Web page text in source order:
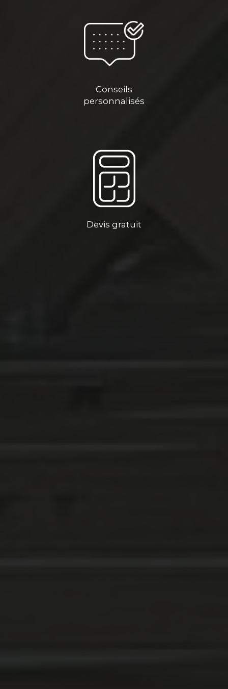
Conseils
personnalisés
Devis gratuit